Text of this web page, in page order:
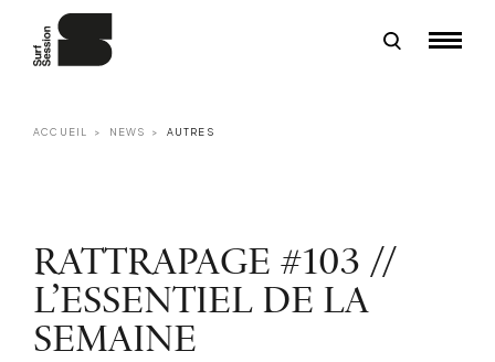
ACCUEIL NEWS AUTRES
RATTRAPAGE #103 //
L’ESSENTIEL DE LA
SEMAINE